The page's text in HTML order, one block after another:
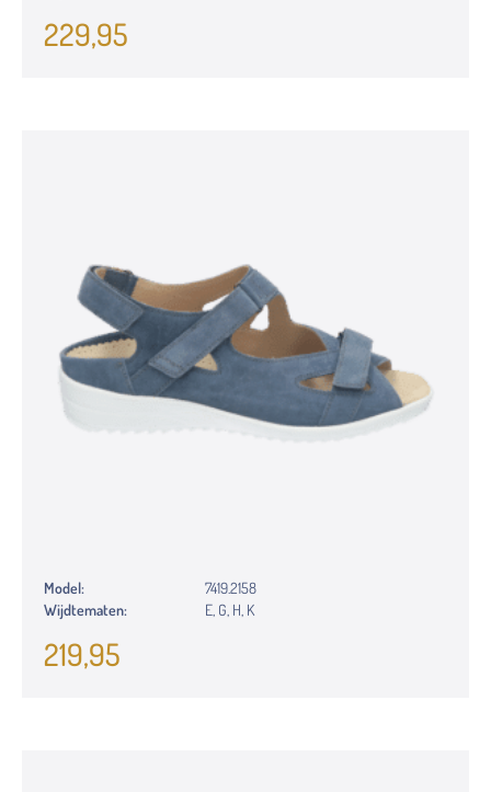
229,95
Model:
7419.2158
Wijdtematen:
E, G, H, K
219,95